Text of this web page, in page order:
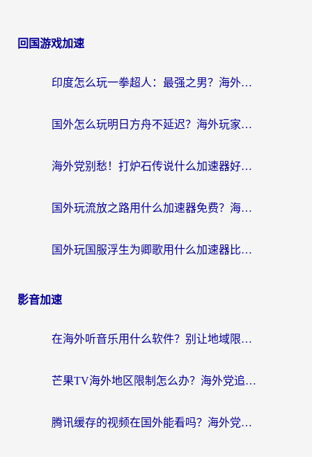
回国游戏加速
印度怎么玩一拳超人：最强之男？海外党国服游戏加速避坑指南
国外怎么玩明日方舟不延迟？海外玩家国服游戏加速终极指南（附DNF梦幻诛仙解决方案）
海外党别愁！打炉石传说什么加速器好用？3个实用技巧解决国服游戏卡顿
国外玩流放之路用什么加速器免费？海外党亲测有效的国服游戏加速指南
国外玩国服浮生为卿歌用什么加速器比较好？海外党亲测不踩坑指南
影音加速
在海外听音乐用什么软件？别让地域限制断了你的华语歌单
芒果TV海外地区限制怎么办？海外党追剧看片的实用加速器选择指南
腾讯缓存的视频在国外能看吗？海外党追剧看片的终极解决方案